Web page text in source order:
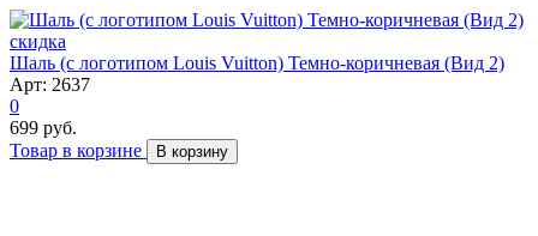
скидка
Шаль (с логотипом Louis Vuitton) Темно-коричневая (Вид 2)
Арт: 2637
0
699 руб.
Товар в корзине
В корзину